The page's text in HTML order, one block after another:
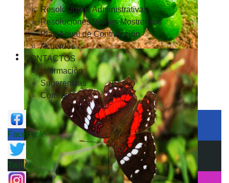
Resoluciones Administrativas
Resoluciones Bienes Mostrencos
Plan Anual de Contratación
Acuerdos
CONTACTOS
Información
Sugerencias
Correos
Facebook
Twitter